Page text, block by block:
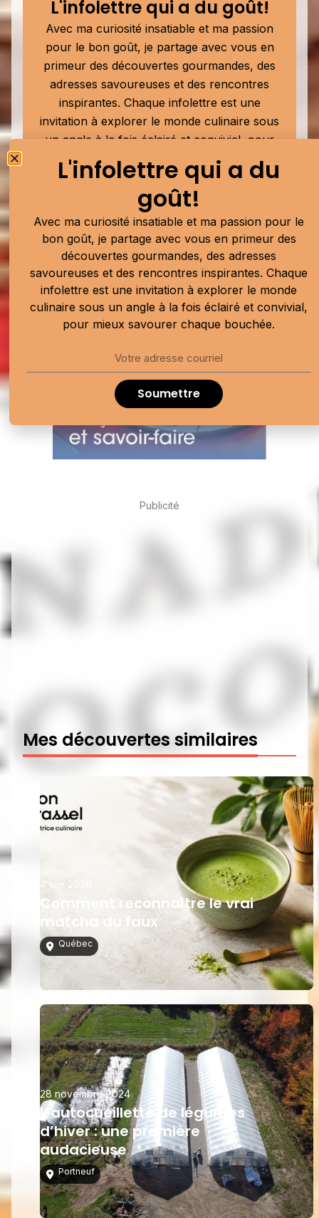
L'infolettre qui a du goût!
Avec ma curiosité insatiable et ma passion
pour le bon goût, je partage avec vous en
primeur des découvertes gourmandes, des
adresses savoureuses et des rencontres
inspirantes. Chaque infolettre est une
invitation à explorer le monde culinaire sous
un angle à la fois éclairé et convivial, pour
mieux savourer chaque bouchée.
Soumettre
Publicité
Mes découvertes similaires
4 juin 2026
Comment reconnaître le vrai
matcha du faux
Québec
28 novembre 2024
L’autocueillette de légumes
d’hiver : une première
audacieuse
Portneuf
L'infolettre qui a du
goût!
Avec ma curiosité insatiable et ma passion pour le
bon goût, je partage avec vous en primeur des
découvertes gourmandes, des adresses
savoureuses et des rencontres inspirantes. Chaque
infolettre est une invitation à explorer le monde
culinaire sous un angle à la fois éclairé et convivial,
pour mieux savourer chaque bouchée.
Soumettre